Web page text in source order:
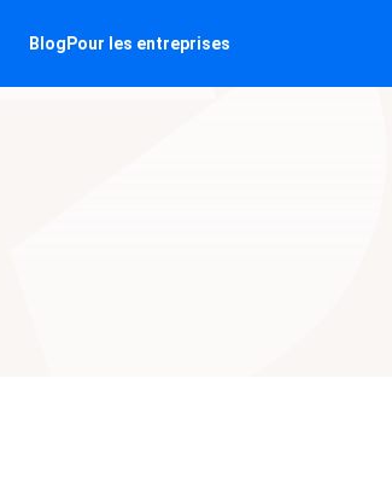
Blog Pour les entreprises